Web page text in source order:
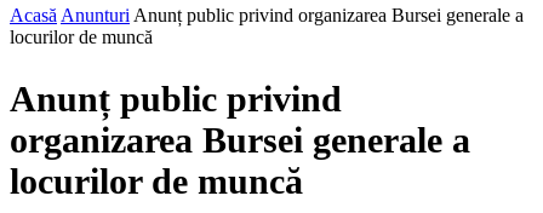
Acasă Anunturi Anunț public privind organizarea Bursei generale a
locurilor de muncă
Anunț public privind
organizarea Bursei generale a
locurilor de muncă